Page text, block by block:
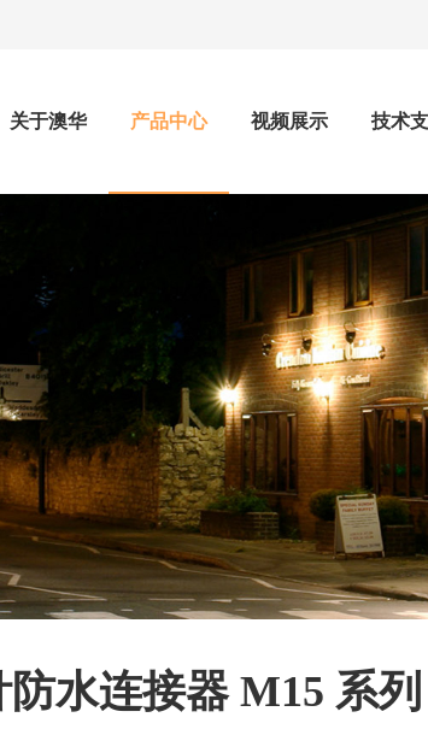
关于澳华 产品中心 视频展示 技术
防水连接器 M15 系列